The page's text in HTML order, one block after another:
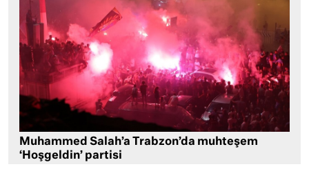
Muhammed Salah’a Trabzon’da muhteşem
‘Hoşgeldin’ partisi